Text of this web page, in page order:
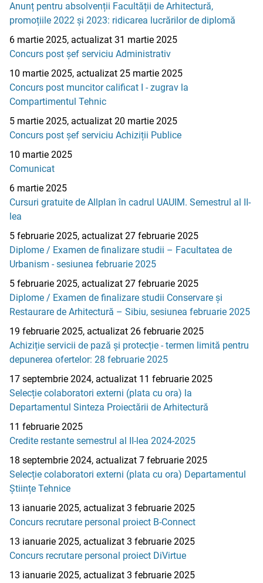
Anunț pentru absolvenții Facultății de Arhitectură,
promoțiile 2022 și 2023: ridicarea lucrărilor de diplomă
6 martie 2025, actualizat 31 martie 2025
Concurs post șef serviciu Administrativ
10 martie 2025, actualizat 25 martie 2025
Concurs post muncitor calificat I - zugrav la
Compartimentul Tehnic
5 martie 2025, actualizat 20 martie 2025
Concurs post șef serviciu Achiziții Publice
10 martie 2025
Comunicat
6 martie 2025
Cursuri gratuite de Allplan în cadrul UAUIM. Semestrul al II-
lea
5 februarie 2025, actualizat 27 februarie 2025
Diplome / Examen de finalizare studii – Facultatea de
Urbanism - sesiunea februarie 2025
5 februarie 2025, actualizat 27 februarie 2025
Diplome / Examen de finalizare studii Conservare și
Restaurare de Arhitectură – Sibiu, sesiunea februarie 2025
19 februarie 2025, actualizat 26 februarie 2025
Achiziție servicii de pază și protecție - termen limită pentru
depunerea ofertelor: 28 februarie 2025
17 septembrie 2024, actualizat 11 februarie 2025
Selecție colaboratori externi (plata cu ora) la
Departamentul Sinteza Proiectării de Arhitectură
11 februarie 2025
Credite restante semestrul al II-lea 2024-2025
18 septembrie 2024, actualizat 7 februarie 2025
Selecție colaboratori externi (plata cu ora) Departamentul
Științe Tehnice
13 ianuarie 2025, actualizat 3 februarie 2025
Concurs recrutare personal proiect B-Connect
13 ianuarie 2025, actualizat 3 februarie 2025
Concurs recrutare personal proiect DiVirtue
13 ianuarie 2025, actualizat 3 februarie 2025